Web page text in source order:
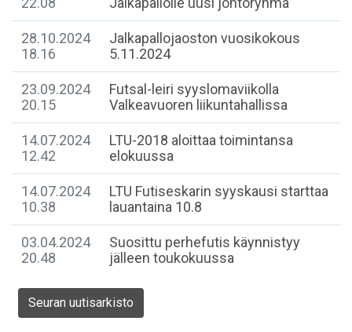
28.10.2024
18.16
Jalkapallojaoston vuosikokous
5.11.2024
23.09.2024
20.15
Futsal-leiri syyslomaviikolla
Valkeavuoren liikuntahallissa
14.07.2024
12.42
LTU-2018 aloittaa toimintansa
elokuussa
14.07.2024
10.38
LTU Futiseskarin syyskausi starttaa
lauantaina 10.8
03.04.2024
20.48
Suosittu perhefutis käynnistyy
jälleen toukokuussa
Seuran uutisarkisto